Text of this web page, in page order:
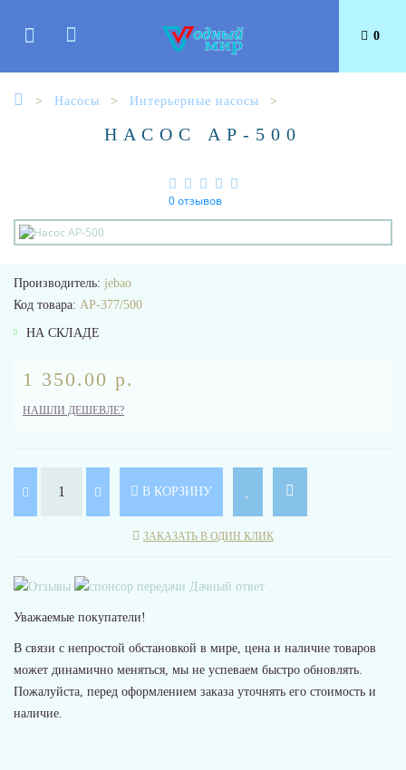
0
Насосы Интерьерные насосы
НАСОС AP-500
0 отзывов
Производитель: jebao
Код товара: AP-377/500
НА СКЛАДЕ
1 350.00 р.
НАШЛИ ДЕШЕВЛЕ?
В КОРЗИНУ
ЗАКАЗАТЬ В ОДИН КЛИК
Уважаемые покупатели!
В связи с непростой обстановкой в мире, цена и наличие товаров
может динамично меняться, мы не успеваем быстро обновлять.
Пожалуйста, перед оформлением заказа уточнять его стоимость и
наличие.